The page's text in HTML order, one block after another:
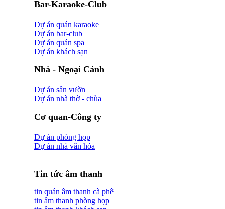
Bar-Karaoke-Club
Dự án quán karaoke
Dự án bar-club
Dự án quán spa
Dự án khách sạn
Nhà - Ngoại Cảnh
Dự án sân vườn
Dự án nhà thờ - chùa
Cơ quan-Công ty
Dự án phòng họp
Dự án nhà văn hóa
Tin tức âm thanh
tin quán âm thanh cà phê
tin âm thanh phòng họp